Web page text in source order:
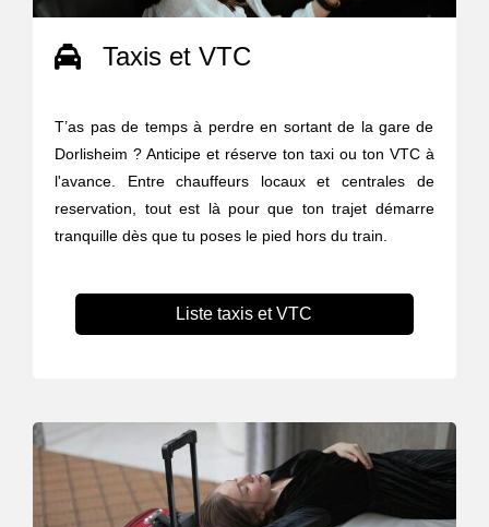
Taxis et VTC
T’as pas de temps à perdre en sortant de la gare de
Dorlisheim ? Anticipe et réserve ton taxi ou ton VTC à
l'avance. Entre chauffeurs locaux et centrales de
reservation, tout est là pour que ton trajet démarre
tranquille dès que tu poses le pied hors du train.
Liste taxis et VTC